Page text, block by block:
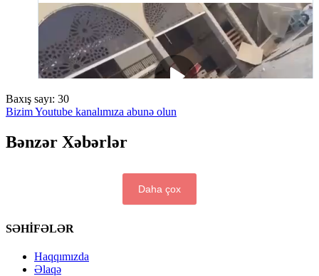
Baxış sayı: 30
Bizim Youtube kanalımıza abunə olun
Bənzər Xəbərlər
Daha çox
SƏHİFƏLƏR
Haqqımızda
Əlaqə